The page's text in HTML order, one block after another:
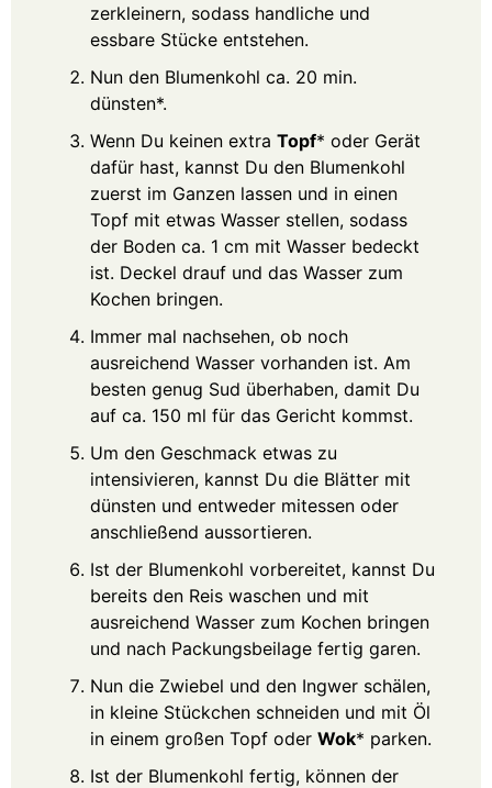
zerkleinern, sodass handliche und
essbare Stücke entstehen.
Nun den Blumenkohl ca. 20 min.
dünsten*.
Wenn Du keinen extra Topf* oder Gerät
dafür hast, kannst Du den Blumenkohl
zuerst im Ganzen lassen und in einen
Topf mit etwas Wasser stellen, sodass
der Boden ca. 1 cm mit Wasser bedeckt
ist. Deckel drauf und das Wasser zum
Kochen bringen.
Immer mal nachsehen, ob noch
ausreichend Wasser vorhanden ist. Am
besten genug Sud überhaben, damit Du
auf ca. 150 ml für das Gericht kommst.
Um den Geschmack etwas zu
intensivieren, kannst Du die Blätter mit
dünsten und entweder mitessen oder
anschließend aussortieren.
Ist der Blumenkohl vorbereitet, kannst Du
bereits den Reis waschen und mit
ausreichend Wasser zum Kochen bringen
und nach Packungsbeilage fertig garen.
Nun die Zwiebel und den Ingwer schälen,
in kleine Stückchen schneiden und mit Öl
in einem großen Topf oder Wok* parken.
Ist der Blumenkohl fertig, können der